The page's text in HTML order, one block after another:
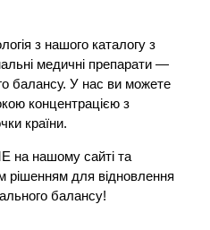
з нашого каталогу з
медичні препарати —
балансу. У нас ви можете
концентрацією з
країни.
на нашому сайті та
рішенням для відновлення
балансу!